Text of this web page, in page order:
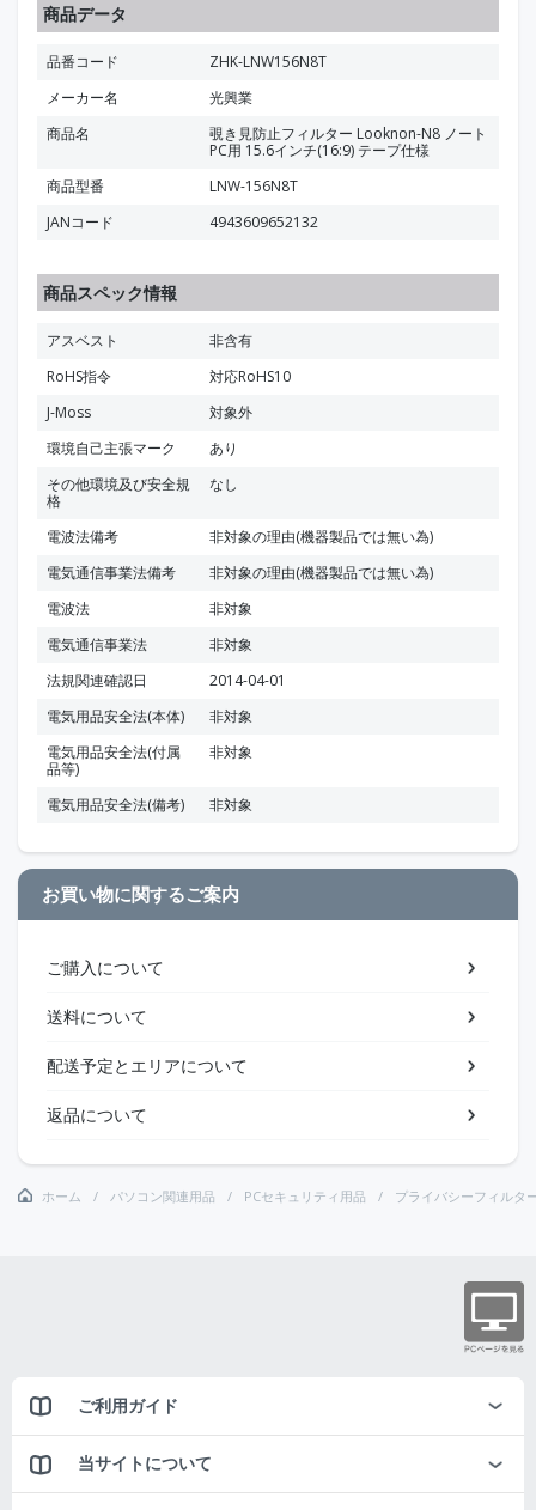
商品データ
品番コード
ZHK-LNW156N8T
メーカー名
光興業
商品名
覗き見防止フィルター Looknon-N8 ノート
PC用 15.6インチ(16:9) テープ仕様
商品型番
LNW-156N8T
JANコード
4943609652132
商品スペック情報
アスベスト
非含有
RoHS指令
対応RoHS10
J-Moss
対象外
環境自己主張マーク
あり
その他環境及び安全規
格
なし
電波法備考
非対象の理由(機器製品では無い為)
電気通信事業法備考
非対象の理由(機器製品では無い為)
電波法
非対象
電気通信事業法
非対象
法規関連確認日
2014-04-01
電気用品安全法(本体)
非対象
電気用品安全法(付属
品等)
非対象
電気用品安全法(備考) 非対象
お買い物に関するご案内
ご購入について
送料について
配送予定とエリアについて
返品について
ホーム パソコン関連用品 PCセキュリティ用品 プライバシーフィルタ
ご利用ガイド
当サイトについて